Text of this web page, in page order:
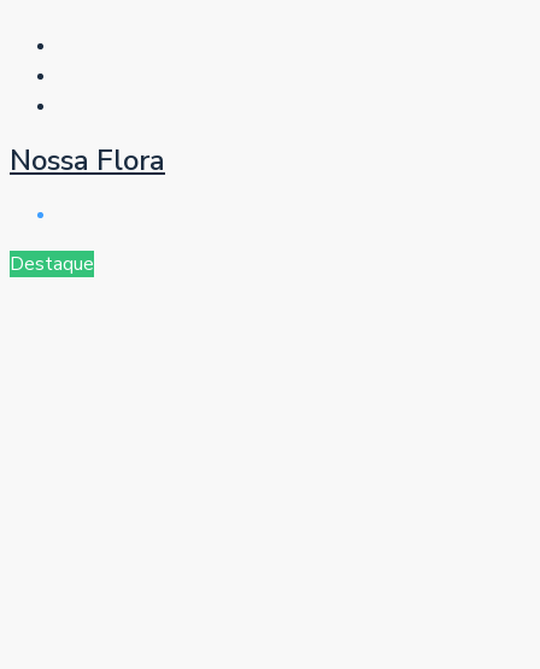
Nossa Flora
Destaque